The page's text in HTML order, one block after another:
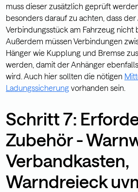
muss dieser zusätzlich geprüft
besonders darauf zu achten, dass
Verbindungsstück am Fahrzeug nicht
Außerdem müssen Verbindungen
Hänger wie Kupplung und Bremse
werden, damit der Anhänger
wird. Auch hier sollten die nötigen
Ladungssicherung vorhanden sein.
Schritt 7:
Zubehör -
Verbandkasten,
Warndreieck